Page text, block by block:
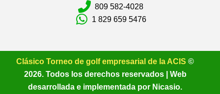
809 582-4028
1 829 659 5476
Clásico Torneo de golf empresarial de la ACIS ©
2026. Todos los derechos reservados | Web
desarrollada e implementada por Nicasio.